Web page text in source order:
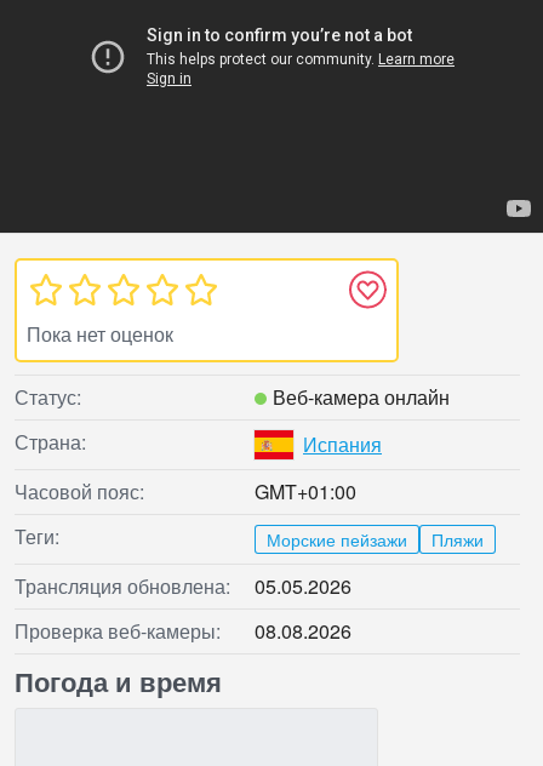
Пока нет оценок
Статус:
Веб‑камера онлайн
Страна:
Испания
Часовой пояс:
GMT+01:00
Теги:
Морские пейзажи Пляжи
Трансляция обновлена:
05.05.2026
Проверка веб‑камеры:
08.08.2026
Погода и время